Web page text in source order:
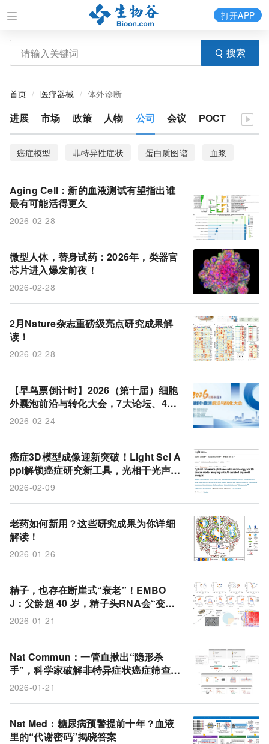
搜索
打开APP
首页 医疗器械 体外诊断
进展 市场 政策 人物 公司 会议 POCT
癌症模型 非特异性症状 蛋白质图谱
血浆
疾病风险
SleepFM
睡眠
代谢产物
精子
湿疹
类器官芯片
模拟药物
生态位
老药新用
靶点
FDA
Aging Cell：新的血液测试有望指出谁
最有可能活得更久
2026-02-28
微型人体，替身试药：2026年，类器官
芯片进入爆发前夜！
2026-02-28
2月Nature杂志重磅级亮点研究成果解
读！
2026-02-28
【早鸟票倒计时】2026（第十届）细胞
外囊泡前沿与转化大会，7大论坛、40
+主题演讲，3月26-27日北京召开！
2026-02-24
癌症3D模型成像迎新突破！Light Sci A
ppl解锁癌症研究新工具，光相干光声显
微镜结合AI实现精准分析
2026-02-09
老药如何新用？这些研究成果为你详细
解读！
2026-01-26
精子，也存在断崖式“衰老”！EMBO
J：父龄超 40 岁，精子头RNA会“变
长”，后代更易出现代谢异常和神经精神
2026-01-21
Nat Commun：一管血揪出“隐形杀
手”，科学家破解非特异症状癌症筛查难
题
2026-01-21
Nat Med：糖尿病预警提前十年？血液
里的“代谢密码”揭晓答案